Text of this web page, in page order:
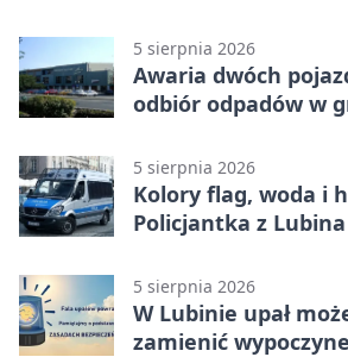
5 sierpnia 2026
Awaria dwóch
odbiór odpadów w
5 sierpnia 2026
Kolory flag, woda i
Policjantka z Lubina
5 sierpnia 2026
W Lubinie upał
zamienić